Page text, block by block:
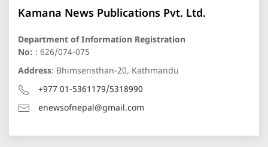
Kamana News Publications Pvt. Ltd.
Department of Information Registration
No: : 626/074-075
Address: Bhimsensthan-20, Kathmandu
+977 01-5361179/5318990
enewsofnepal@gmail.com